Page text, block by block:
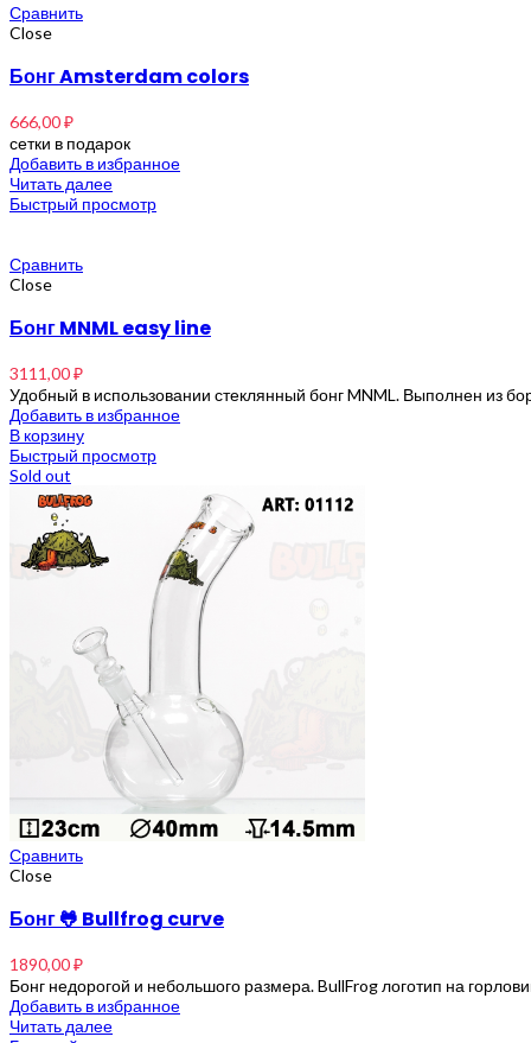
Сравнить
Close
Бонг Amsterdam colors
666,00₽
сетки в подарок
Добавить в избранное
Читать далее
Быстрый просмотр
Сравнить
Close
Бонг MNML easy line
3111,00₽
Удобный в использовании стеклянный бонг MNML. Выполнен из
Добавить в избранное
В корзину
Быстрый просмотр
Sold out
Сравнить
Close
Бонг 🐸 Bullfrog curve
1890,00₽
Бонг недорогой и небольшого размера. BullFrog логотип на
Добавить в избранное
Читать далее